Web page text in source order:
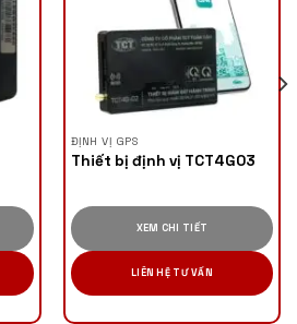
ĐỊNH VỊ GPS
Thiết bị định vị TCT4G03
XEM CHI TIẾT
LIÊN HỆ TƯ VẤN